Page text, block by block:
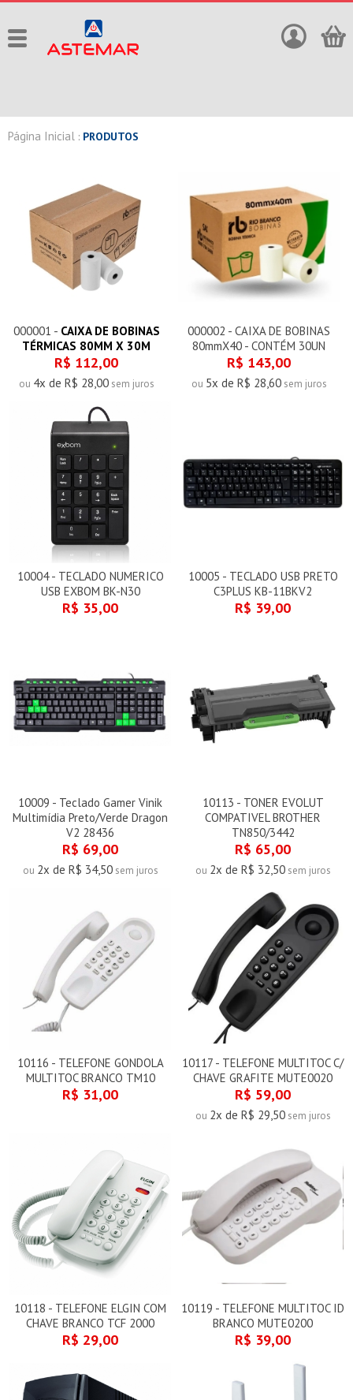
Página Inicial : PRODUTOS
000001 - CAIXA DE BOBINAS
TÉRMICAS 80MM X 30M
R$ 112,00
ou 4x de R$ 28,00sem juros
000002 - CAIXA DE BOBINAS
80mmX40 - CONTÉM 30UN
R$ 143,00
ou 5x de R$ 28,60sem juros
10004 - TECLADO NUMERICO
USB EXBOM BK-N30
R$ 35,00
10005 - TECLADO USB PRETO
C3PLUS KB-11BKV2
R$ 39,00
10009 - Teclado Gamer Vinik
Multimídia Preto/Verde Dragon
V2 28436
R$ 69,00
ou 2x de R$ 34,50sem juros
10113 - TONER EVOLUT
COMPATIVEL BROTHER
TN850/3442
R$ 65,00
ou 2x de R$ 32,50sem juros
10116 - TELEFONE GONDOLA
MULTITOC BRANCO TM10
R$ 31,00
10117 - TELEFONE MULTITOC C/
CHAVE GRAFITE MUTE0020
R$ 59,00
ou 2x de R$ 29,50sem juros
10118 - TELEFONE ELGIN COM
CHAVE BRANCO TCF 2000
R$ 29,00
10119 - TELEFONE MULTITOC ID
BRANCO MUTE0200
R$ 39,00